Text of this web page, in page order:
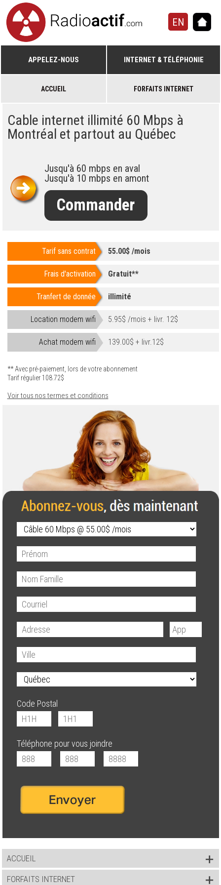
EN
APPELEZ-NOUS INTERNET & TÉLÉPHONIE
ACCUEIL FORFAITS INTERNET
Cable internet illimité 60 Mbps à
Montréal et partout au Québec
Jusqu'à 60 mbps en aval
Jusqu'à 10 mbps en amont
Commander
Tarif sans contrat 55.00$ /mois
Frais d'activation Gratuit**
Tranfert de donnée illimité
Location modem wifi 5.95$ /mois + livr. 12$
Achat modem wifi 139.00$ + livr.12$
** Avec pré-paiement, lors de votre abonnement
Tarif régulier 108.72$
Voir tous nos termes et conditions
Code Postal
Téléphone pour vous joindre
ACCUEIL
FORFAITS INTERNET